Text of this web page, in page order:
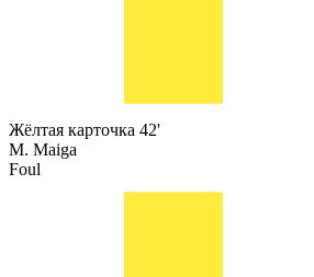
Жёлтая карточка 42'
M. Maiga
Foul